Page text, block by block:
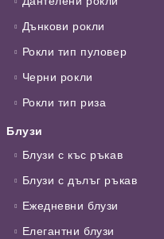
Дънкови рокли
Рокли тип пуловер
Черни рокли
Рокли тип риза
Блузи
Блузи с къс ръкав
Блузи с дълъг ръкав
Ежедневни блузи
Елегантни блузи